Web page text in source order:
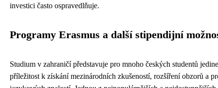
investici často ospravedlňuje.
Programy Erasmus a další stipendijní
Studium v zahraničí představuje pro mnoho českých studentů
příležitost k získání mezinárodních zkušeností, rozšíření obzorů a